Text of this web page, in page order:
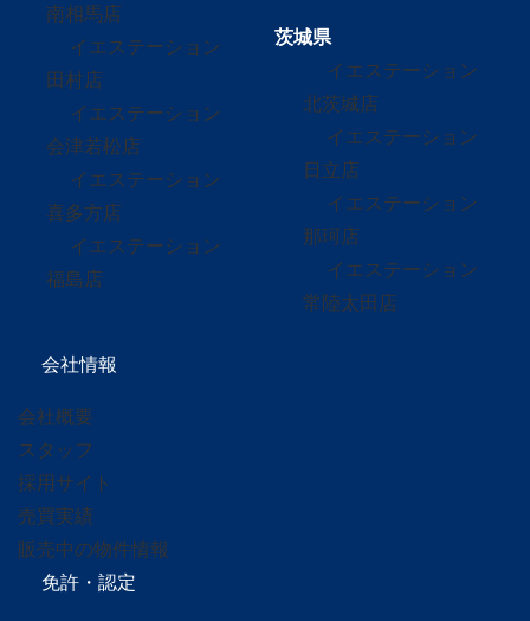
南相馬店
イエステーション
田村店
イエステーション
会津若松店
イエステーション
喜多方店
イエステーション
福島店
茨城県
イエステーション
北茨城店
イエステーション
日立店
イエステーション
那珂店
イエステーション
常陸太田店
会社情報
会社概要
スタッフ
採用サイト
売買実績
販売中の物件情報
免許・認定